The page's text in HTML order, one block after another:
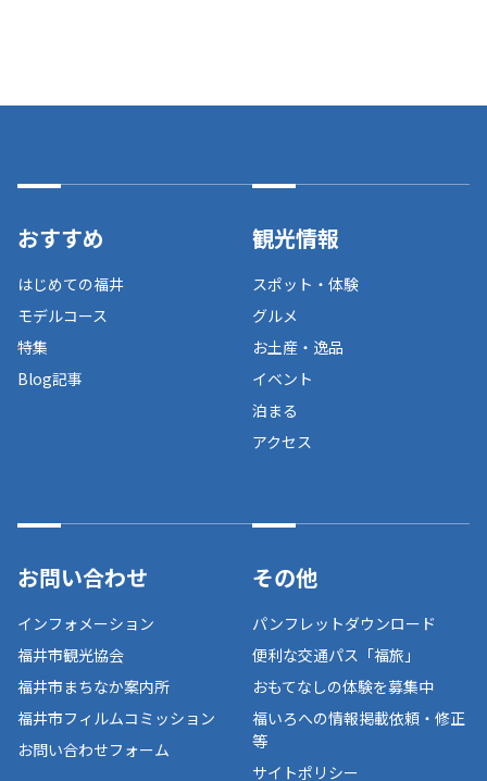
おすすめ
はじめての福井
モデルコース
特集
Blog記事
観光情報
スポット・体験
グルメ
お土産・逸品
イベント
泊まる
アクセス
お問い合わせ
インフォメーション
福井市観光協会
福井市まちなか案内所
福井市フィルムコミッション
お問い合わせフォーム
その他
パンフレットダウンロード
便利な交通パス「福旅」
おもてなしの体験を募集中
福いろへの情報掲載依頼・修正
等
サイトポリシー